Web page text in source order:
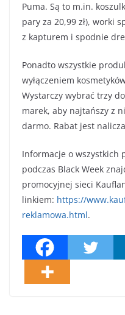
Puma. Są to m.in.
pary za 20,99 zł), worki
z kapturem i spodnie
Ponadto wszystkie
wyłączeniem
Wystarczy wybrać trzy
marek, aby najtańszy z
darmo. Rabat jest
Informacje o wszystkich
podczas Black Week
promocyjnej sieci
linkiem: https://
reklamowa.html.